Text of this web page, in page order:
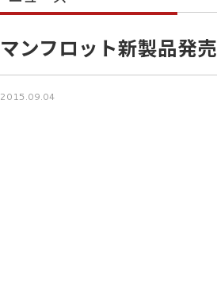
マンフロット新製品発売
2015.09.04